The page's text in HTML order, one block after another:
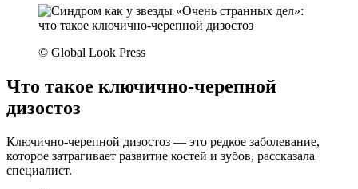
© Global Look Press
Что такое ключично-черепной
дизостоз
Ключично-черепной дизостоз — это редкое заболевание,
которое затрагивает развитие костей и зубов, рассказала
специалист.